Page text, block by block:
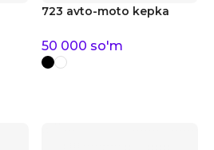
723 avto-moto kepka
50 000 so'm